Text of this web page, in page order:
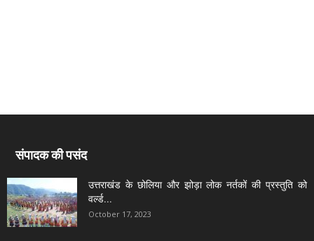
संपादक की पसंद
उत्तराखंड के छोलिया और झोड़ा लोक नर्तकों की प्रस्तुति को
वर्ल्ड...
October 17, 2023